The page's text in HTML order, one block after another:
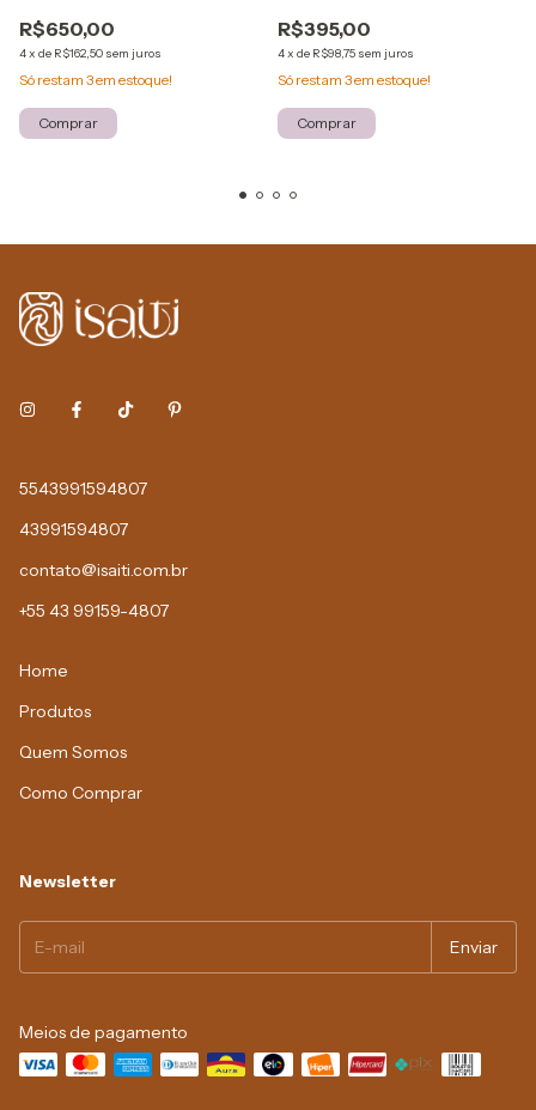
R$650,00
4x de R$162,50 sem juros
Só restam 3em estoque!
Comprar
R$395,00
4x de R$98,75 sem juros
Só restam 3em estoque!
Comprar
5543991594807
43991594807
contato@isaiti.com.br
+55 43 99159-4807
Home
Produtos
Quem Somos
Como Comprar
Newsletter
Meios de pagamento